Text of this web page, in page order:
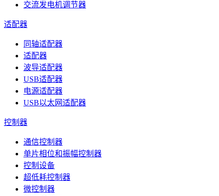
交流发电机调节器
适配器
同轴适配器
适配器
波导适配器
USB适配器
电源适配器
USB以太网适配器
控制器
通信控制器
单片相位和振幅控制器
控制设备
超低耗控制器
微控制器